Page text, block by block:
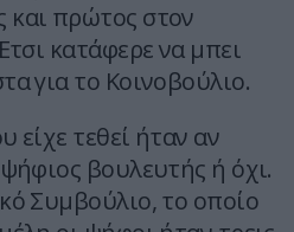
και πρώτος στον
κατάφερε να μπει
για το Κοινοβούλιο.
τεθεί ήταν αν
βουλευτής ή όχι.
Συμβούλιο, το οποίο